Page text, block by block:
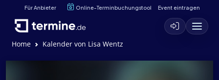
Für Anbieter Online-Terminbuchungstool Event eintragen
Home Kalender von Lisa Wentz